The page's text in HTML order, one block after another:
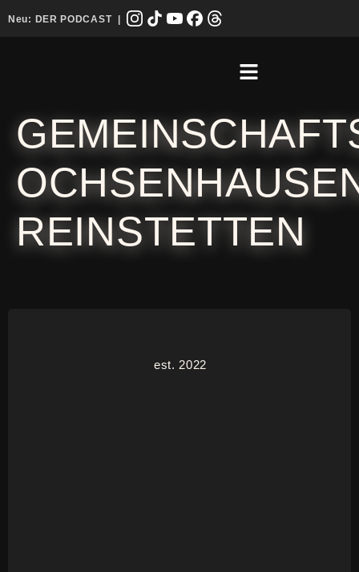
Neu: DER PODCAST|
REINSTETTEN
est. 2022